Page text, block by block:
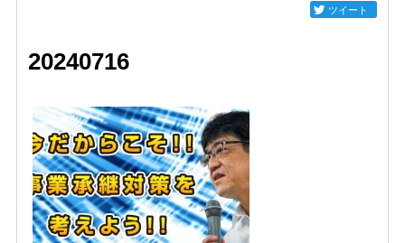
ツイート
20240716